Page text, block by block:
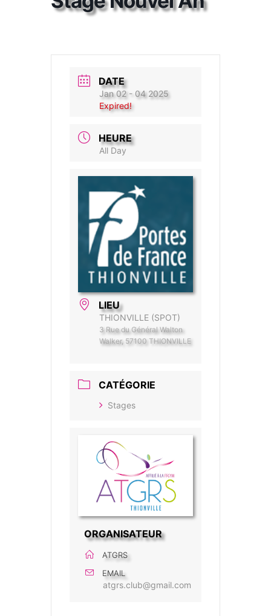
DATE
Jan 02 - 04 2025
Expired!
HEURE
All Day
LIEU
THIONVILLE (SPOT)
3 Rue du Général Walton
Walker, 57100 THIONVILLE
CATÉGORIE
Stages
ORGANISATEUR
ATGRS
EMAIL
atgrs.club@gmail.com